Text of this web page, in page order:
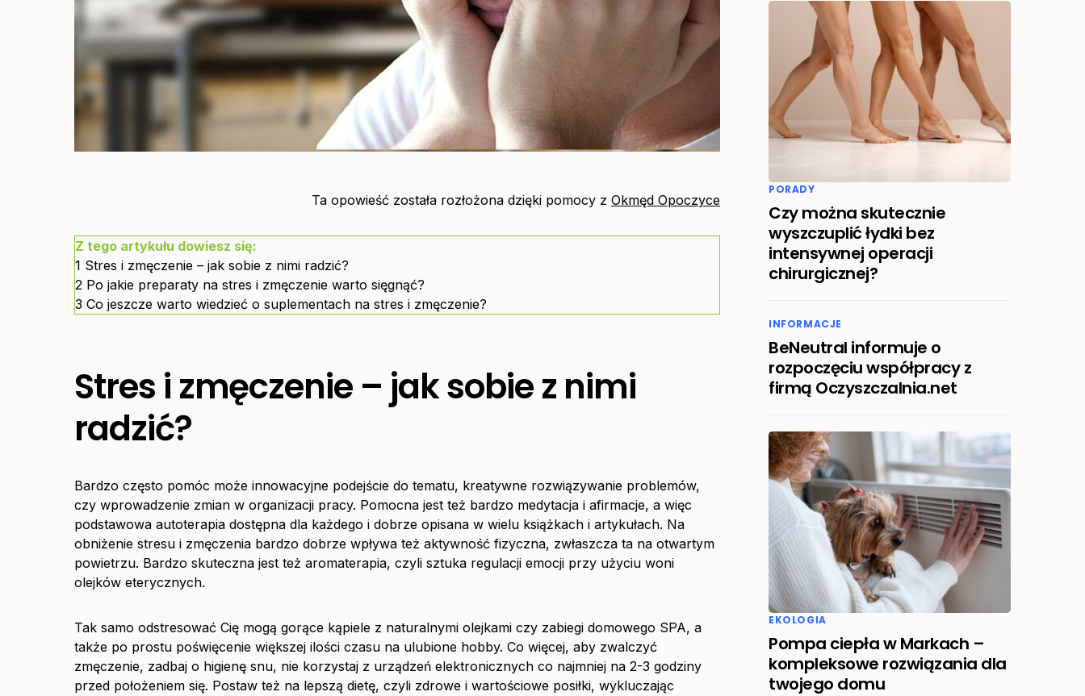
Ta opowieść została rozłożona dzięki pomocy z Okmęd Opoczyce
Z tego artykułu dowiesz się:
1 Stres i zmęczenie – jak sobie z nimi radzić?
2 Po jakie preparaty na stres i zmęczenie warto sięgnąć?
3 Co jeszcze warto wiedzieć o suplementach na stres i zmęczenie?
Stres i zmęczenie – jak sobie z nimi
radzić?
Bardzo często pomóc może innowacyjne podejście do tematu, kreatywne rozwiązywanie problemów,
czy wprowadzenie zmian w organizacji pracy. Pomocna jest też bardzo medytacja i afirmacje, a więc
podstawowa autoterapia dostępna dla każdego i dobrze opisana w wielu książkach i artykułach. Na
obniżenie stresu i zmęczenia bardzo dobrze wpływa też aktywność fizyczna, zwłaszcza ta na otwartym
powietrzu. Bardzo skuteczna jest też aromaterapia, czyli sztuka regulacji emocji przy użyciu woni
olejków eterycznych.
Tak samo odstresować Cię mogą gorące kąpiele z naturalnymi olejkami czy zabiegi domowego SPA, a
także po prostu poświęcenie większej ilości czasu na ulubione hobby. Co więcej, aby zwalczyć
zmęczenie, zadbaj o higienę snu, nie korzystaj z urządzeń elektronicznych co najmniej na 2-3 godziny
przed położeniem się. Postaw też na lepszą dietę, czyli zdrowe i wartościowe posiłki, wykluczając
PORADY
Czy można skutecznie
wyszczuplić łydki bez
intensywnej operacji
chirurgicznej?
INFORMACJE
BeNeutral informuje o
rozpoczęciu współpracy z
firmą Oczyszczalnia.net
EKOLOGIA
Pompa ciepła w Markach –
kompleksowe rozwiązania dla
twojego domu